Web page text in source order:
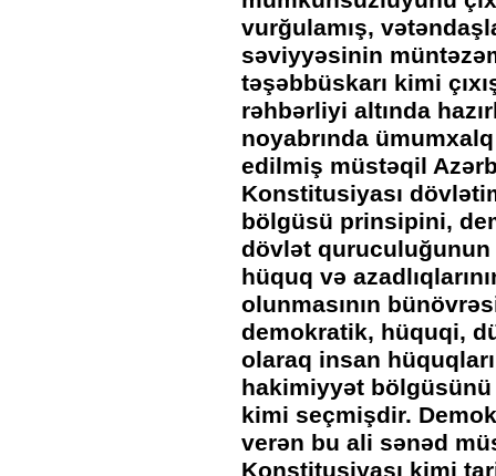
vurğulamış,
səviyyəsinin
təşəbbüskarı kimi
rəhbərliyi altında
noyabrında
edilmiş müstəqil
Konstitusiyası
bölgüsü prinsipini,
dövlət quruculuğunun
hüquq və
olunmasının
demokratik, hüquqi,
olaraq insan
hakimiyyət
kimi seçmişdir.
verən bu ali sənəd
Konstitusiyası kimi